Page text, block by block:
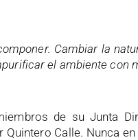
Cambiar la
el ambiente con
de su Junta
Calle. Nunca